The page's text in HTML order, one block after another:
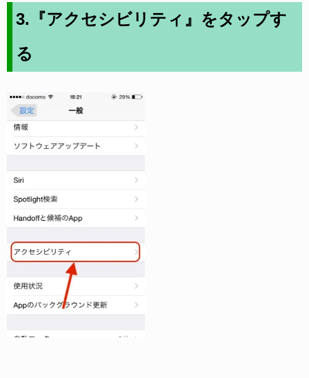
3.『アクセシビリティ』をタップす
る